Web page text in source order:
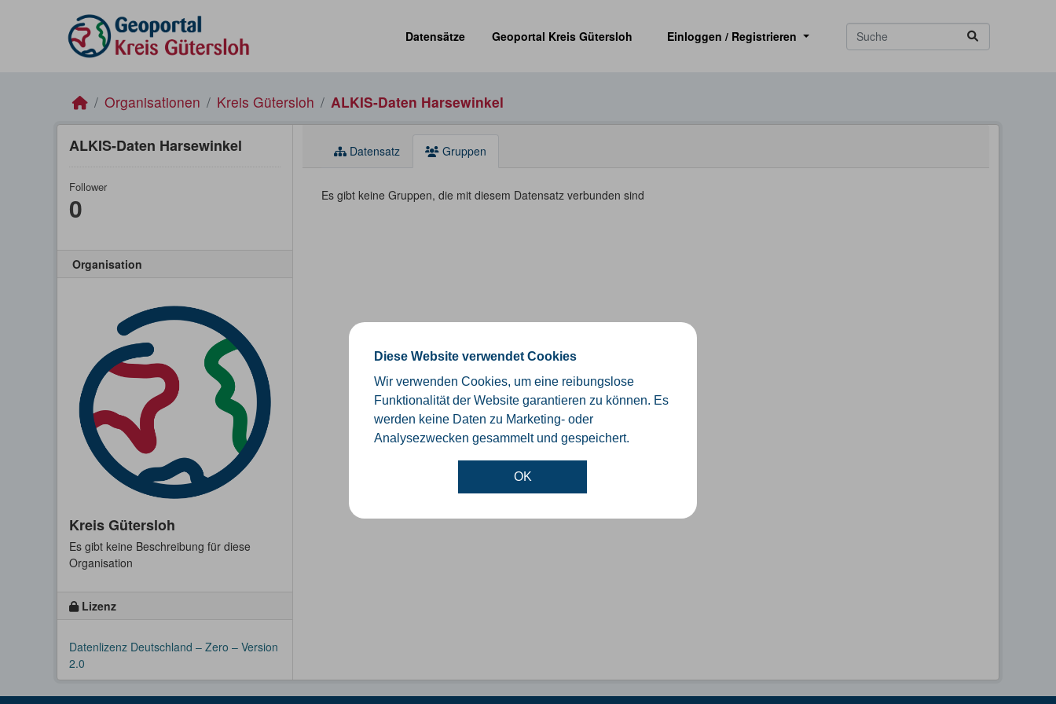
Diese Website verwendet Cookies
Wir verwenden Cookies, um eine reibungslose
Funktionalität der Website garantieren zu können. Es
werden keine Daten zu Marketing- oder
Analysezwecken gesammelt und gespeichert.
OK
Datensätze
Geoportal Kreis Gütersloh Einloggen / Registrieren
Organisationen Kreis Gütersloh ALKIS-Daten Harsewinkel
ALKIS-Daten Harsewinkel
Follower
0
Organisation
Kreis Gütersloh
Es gibt keine Beschreibung für diese
Organisation
Lizenz
Datenlizenz Deutschland – Zero – Version
2.0
Datensatz Gruppen
Es gibt keine Gruppen, die mit diesem Datensatz verbunden sind